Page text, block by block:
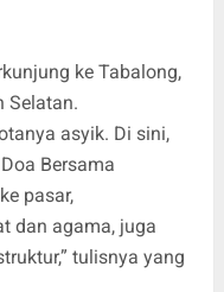
ke Tabalong,
Selatan.
asyik. Di sini,
Bersama
pasar,
dan agama, juga
tulisnya yang